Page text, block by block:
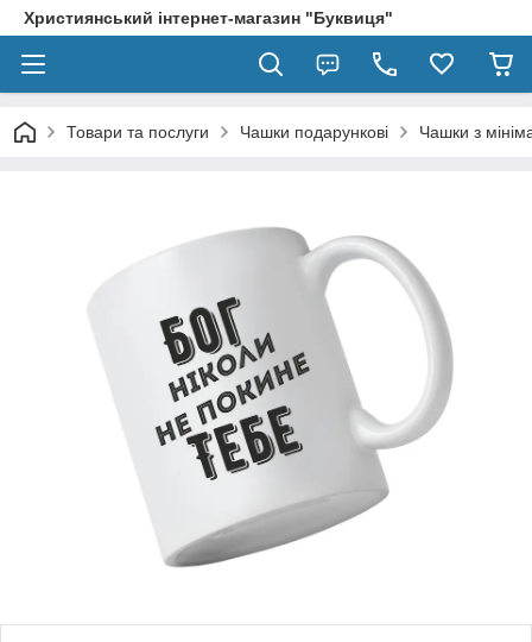
Християнський інтернет-магазин "Буквиця"
Товари та послуги Чашки подарункові Чашки з